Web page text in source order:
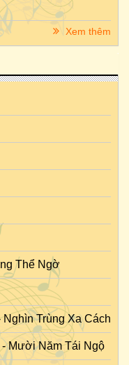
Xem thêm
Thể Ngờ
Trùng Xa Cách
- Mười Năm Tái Ngộ